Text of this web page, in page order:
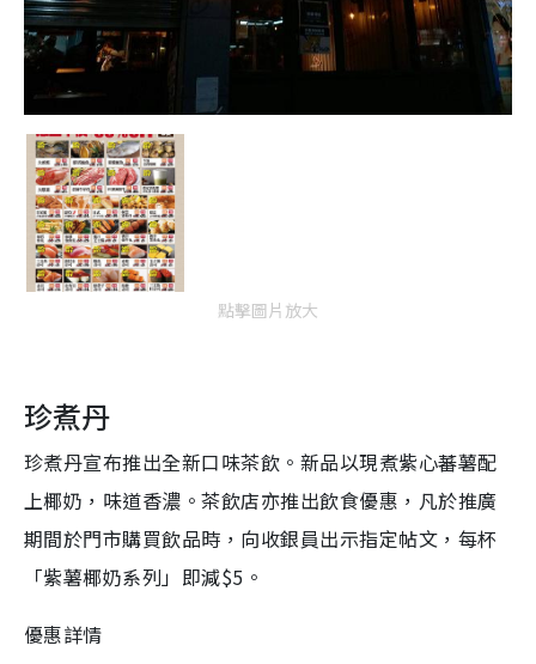
點擊圖片放大
珍煮丹
珍煮丹宣布推出全新口味茶飲。新品以現煮紫心蕃薯配
上椰奶，味道香濃。茶飲店亦推出飲食優惠，凡於推廣
期間於門市購買飲品時，向收銀員出示指定帖文，每杯
「紫薯椰奶系列」即減$5。
優惠詳情